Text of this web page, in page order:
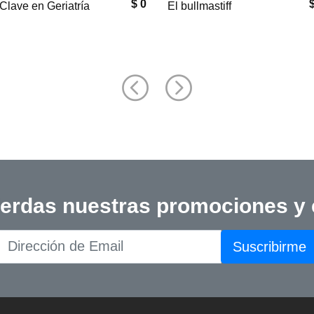
$ 33,000
Manual de
nuestras promociones y
Suscribirme